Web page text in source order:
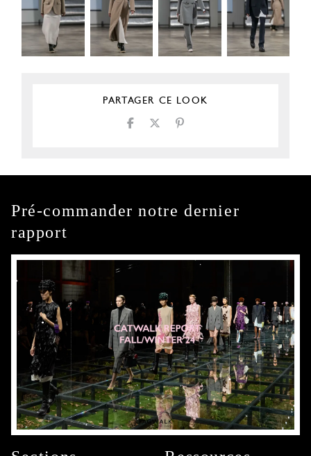
PARTAGER CE LOOK
Pré-commander notre dernier
rapport